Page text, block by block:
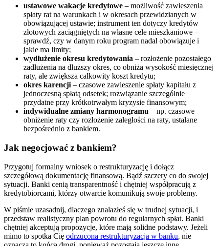
ustawowe wakacje kredytowe – możliwość zawieszenia
spłaty rat na warunkach i w okresach przewidzianych w
obowiązującej ustawie; instrument ten dotyczy kredytów
złotowych zaciągniętych na własne cele mieszkaniowe –
sprawdź, czy w danym roku program nadal obowiązuje i
jakie ma limity;
wydłużenie okresu kredytowania – rozłożenie pozostałego
zadłużenia na dłuższy okres, co obniża wysokość miesięcznej
raty, ale zwiększa całkowity koszt kredytu;
okres karencji – czasowe zawieszenie spłaty kapitału z
jednoczesną spłatą odsetek; rozwiązanie szczególnie
przydatne przy krótkotrwałym kryzysie finansowym;
indywidualne zmiany harmonogramu – np. czasowe
obniżenie raty czy rozłożenie zaległości na raty, ustalane
bezpośrednio z bankiem.
Jak negocjować z bankiem?
Przygotuj formalny wniosek o restrukturyzację i dołącz
szczegółową dokumentację finansową. Bądź szczery co do swojej
sytuacji. Banki cenią transparentność i chętniej współpracują z
kredytobiorcami, którzy otwarcie komunikują swoje problemy.
W piśmie uzasadnij, dlaczego znalazłeś się w trudnej sytuacji, i
przedstaw realistyczny plan powrotu do regularnych spłat. Banki
chętniej akceptują propozycje, które mają solidne podstawy. Jeżeli
mimo to spotka Cię odrzucona restrukturyzacja w banku, nie